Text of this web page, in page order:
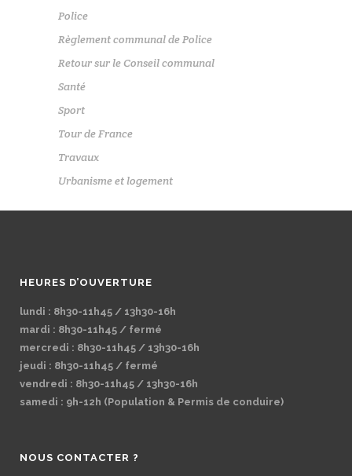
Police
Règlement communal de Police
Retour sur le Conseil communal
Santé
Sport
Tour de France
Travaux
Urbanisme et logement
HEURES D’OUVERTURE
lundi : 8h30-11h45 / 13h30-16h
mardi : 8h30-11h45 / fermé
mercredi : 8h30-11h45 / 13h30-16h
jeudi : 8h30-11h45 / fermé
vendredi : 8h30-11h45 / 13h30-16h
samedi : 9h-12h (Population & Permis de conduire)
NOUS CONTACTER ?